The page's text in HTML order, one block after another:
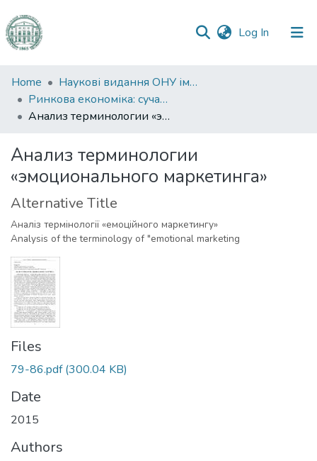
Log In (current)
Communities
&
Collections
Statistics
Home
Наукові видання ОНУ імені І. І. Мечникова
Ринкова економіка: сучасна теорія і практика управління
Анализ терминологии «эмоционального маркетинга»
Анализ терминологии
«эмоционального маркетинга»
Alternative Title
Аналіз термінології «емоційного маркетингу»
Analysis of the terminology of "emotional marketing
Files
79-86.pdf(300.04 KB)
Date
2015
Authors